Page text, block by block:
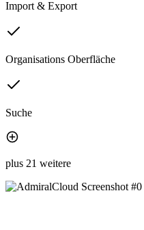
Import & Export
Organisations Oberfläche
Suche
plus 21 weitere